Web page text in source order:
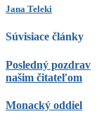
Jana Teleki
Súvisiace články
Posledný pozdrav
našim čitateľom
Monacký oddiel